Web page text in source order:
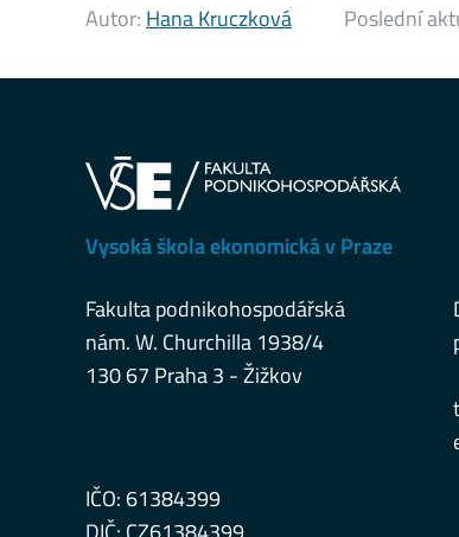
Autor: Hana Kruczková Poslední
Vysoká škola ekonomická v Praze
Fakulta podnikohospodářská
nám. W. Churchilla 1938/4
130 67 Praha 3 - Žižkov
IČO: 61384399